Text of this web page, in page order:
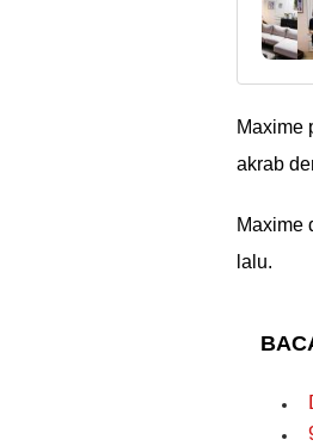
Maxime
akrab
Maxime
lalu.